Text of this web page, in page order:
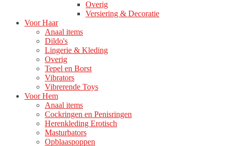
Overig
Versiering & Decoratie
Voor Haar
Anaal items
Dildo's
Lingerie & Kleding
Overig
Tepel en Borst
Vibrators
Vibrerende Toys
Voor Hem
Anaal items
Cockringen en Penisringen
Herenkleding Erotisch
Masturbators
Opblaaspoppen